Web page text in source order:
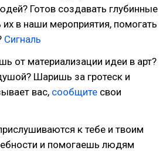
Готов создавать глубинные
в наши мероприятия, помогать
Сигналь
от материализации идеи в арт?
Шаришь за гротеск и
вас, сообщите свои
к тебе и твоим
и помогаешь людям